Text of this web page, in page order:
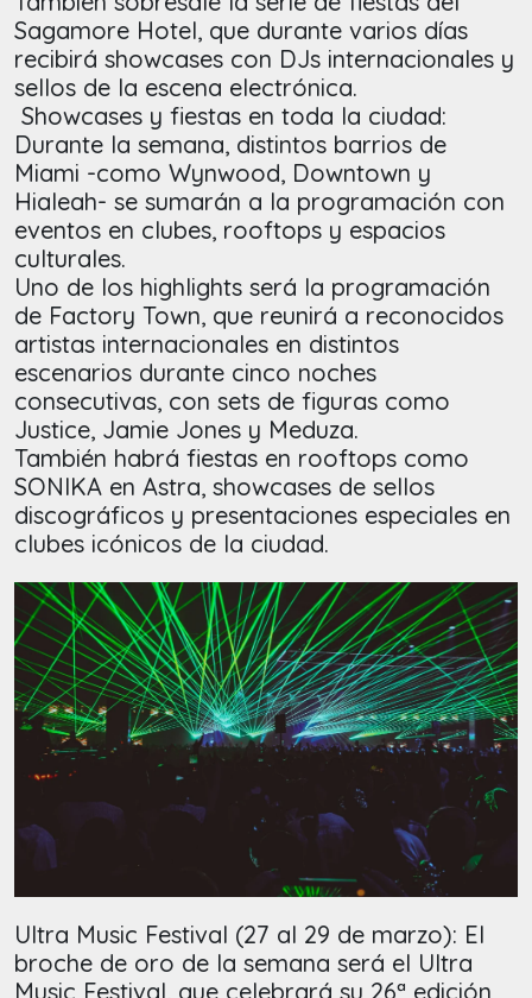
Sagamore Hotel, que durante varios días
recibirá showcases con DJs internacionales y
sellos de la escena electrónica.
Showcases y fiestas en toda la ciudad:
Durante la semana, distintos barrios de
Miami -como Wynwood, Downtown y
Hialeah- se sumarán a la programación con
eventos en clubes, rooftops y espacios
culturales.
Uno de los highlights será la programación
de Factory Town, que reunirá a reconocidos
artistas internacionales en distintos
escenarios durante cinco noches
consecutivas, con sets de figuras como
Justice, Jamie Jones y Meduza.
También habrá fiestas en rooftops como
SONIKA en Astra, showcases de sellos
discográficos y presentaciones especiales en
clubes icónicos de la ciudad.
Ultra Music Festival (27 al 29 de marzo): El
broche de oro de la semana será el Ultra
Music Festival, que celebrará su 26ª edición